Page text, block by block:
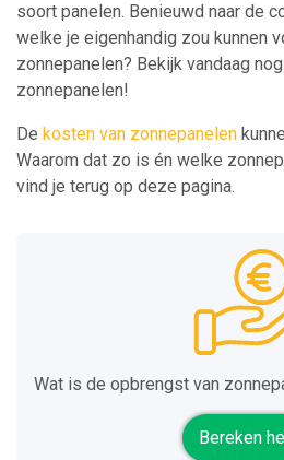
soort panelen. Benieuwd naar de
welke je eigenhandig zou kunnen
zonnepanelen? Bekijk vandaag
zonnepanelen!
De kosten van zonnepanelen
Waarom dat zo is én welke
vind je terug op deze pagina.
Wat is de opbrengst van
Bereken